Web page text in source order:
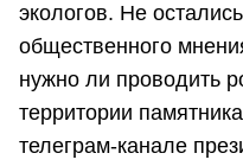
экологов. Не
общественного
нужно ли проводить
территории
телеграм-канале